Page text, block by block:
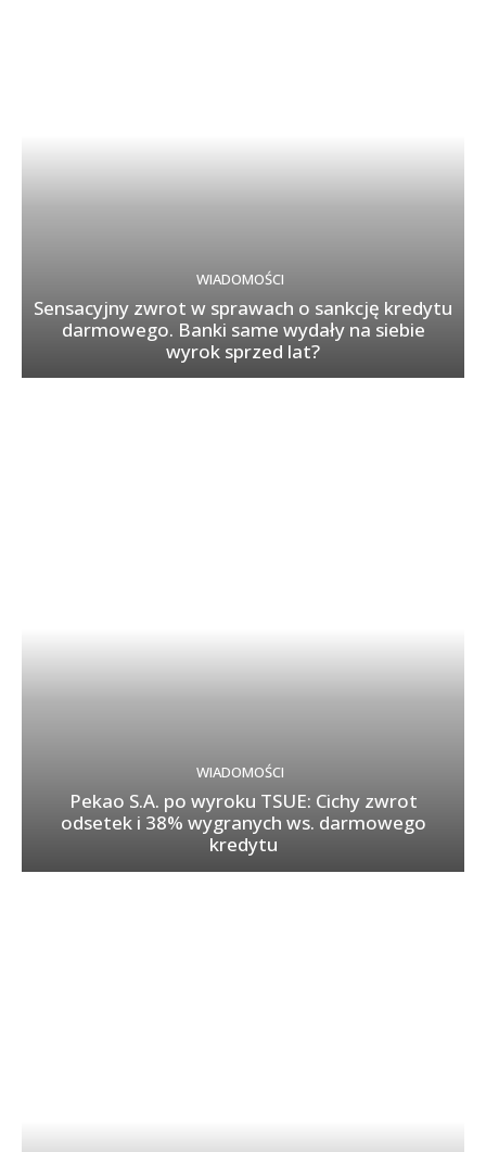
WIADOMOŚCI
Sensacyjny zwrot w sprawach o sankcję kredytu
darmowego. Banki same wydały na siebie
wyrok sprzed lat?
WIADOMOŚCI
Pekao S.A. po wyroku TSUE: Cichy zwrot
odsetek i 38% wygranych ws. darmowego
kredytu